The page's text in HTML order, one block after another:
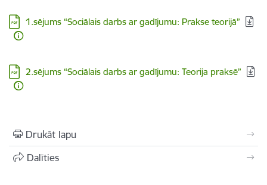
Lejupielādēt:
1.sējums “Sociālais darbs ar gadījumu: Prakse teorijā”
Lejupielādēt:
2.sējums “Sociālais darbs ar gadījumu: Teorija praksē”
Drukāt lapu
Dalīties